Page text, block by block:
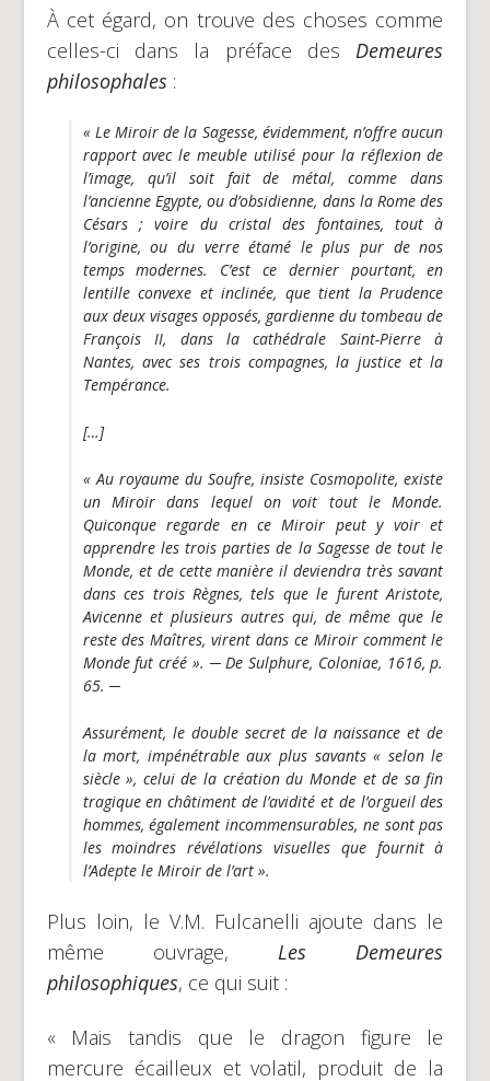
À cet égard, on trouve des choses comme
celles-ci dans la préface desDemeures
philosophales:
« Le Miroir de la Sagesse, évidemment, n’offre aucun
rapport avec le meuble utilisé pour la réflexion de
l’image, qu’il soit fait de métal, comme dans
l’ancienne Egypte, ou d’obsidienne, dans la Rome des
Césars ; voire du cristal des fontaines, tout à
l’origine, ou du verre étamé le plus pur de nos
temps modernes. C’est ce dernier pourtant, en
lentille convexe et inclinée, que tient la Prudence
aux deux visages opposés, gardienne du tombeau de
François II, dans la cathédrale Saint-Pierre à
Nantes, avec ses trois compagnes, la justice et la
Tempérance.
[…]
« Au royaume du Soufre, insiste Cosmopolite, existe
un Miroir dans lequel on voit tout le Monde.
Quiconque regarde en ce Miroir peut y voir et
apprendre les trois parties de la Sagesse de tout le
Monde, et de cette manière il deviendra très savant
dans ces trois Règnes, tels que le furent Aristote,
Avicenne et plusieurs autres qui, de même que le
reste des Maîtres, virent dans ce Miroir comment le
Monde fut créé ». ─ De Sulphure, Coloniae, 1616, p.
65. ─
Assurément, le double secret de la naissance et de
la mort, impénétrable aux plus savants « selon le
siècle », celui de la création du Monde et de sa fin
tragique en châtiment de l’avidité et de l’orgueil des
hommes, également incommensurables, ne sont pas
les moindres révélations visuelles que fournit à
l’Adepte le Miroir de l’art».
Plus loin, le V.M. Fulcanelli ajoute dans le
même ouvrage,Les Demeures
philosophiques, ce qui suit :
« Mais tandis que le dragon figure le
mercure écailleux et volatil, produit de la